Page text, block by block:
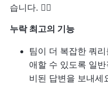
습니다. 🙋‍♀️
누락 최고의 기능
팀이 더 복잡한 쿼
애할 수 있도록 일
비된 답변을 보내세